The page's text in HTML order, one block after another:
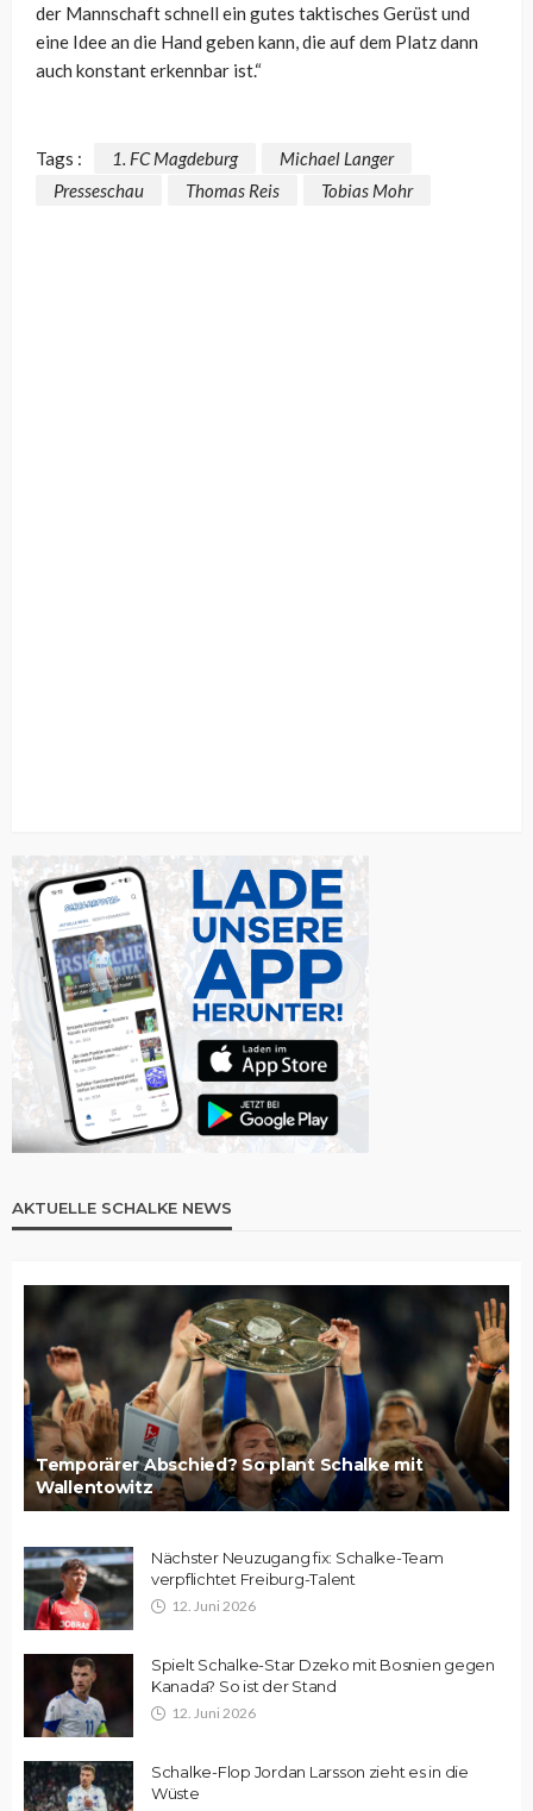
der Mannschaft schnell ein gutes taktisches Gerüst und
eine Idee an die Hand geben kann, die auf dem Platz dann
auch konstant erkennbar ist.“
Tags : 1. FC Magdeburg
Michael Langer
Presseschau
Thomas Reis Tobias Mohr
AKTUELLE SCHALKE NEWS
Temporärer Abschied? So plant Schalke mit
Wallentowitz
Nächster Neuzugang fix: Schalke-Team
verpflichtet Freiburg-Talent
12. Juni 2026
Spielt Schalke-Star Dzeko mit Bosnien gegen
Kanada? So ist der Stand
12. Juni 2026
Schalke-Flop Jordan Larsson zieht es in die
Wüste